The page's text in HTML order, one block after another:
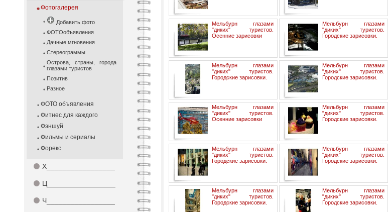
Фотогалерея
Добавить фото
ФОТОобъявления
Дачные мгновения
Стереограммы
Острова, страны, города
глазами туристов
Позитив
Разное
ФОТО объявления
Фитнес для каждого
Фэншуй
Фильмы и сериалы
Форекс
⚫ Х_________________
⚫ Ц_________________
⚫ Ч_________________
Мельбурн глазами
"диких" туристов.
Осенние зарисовки
Мельбурн глазами
"диких" туристов.
Городские зарисовки.
Мельбурн глазами
"диких" туристов.
Городские зарисовки.
Мельбурн глазами
"диких" туристов.
Городские зарисовки.
Мельбурн глазами
"диких" туристов.
Осенние зарисовки
Мельбурн глазами
"диких" туристов.
Городские зарисовки.
Мельбурн глазами
"диких" туристов.
Городские зарисовки.
Мельбурн глазами
"диких" туристов.
Городские зарисовки.
Мельбурн глазами
"диких" туристов.
Городские зарисовки.
Мельбурн глазами
"диких" туристов.
Городские зарисовки.